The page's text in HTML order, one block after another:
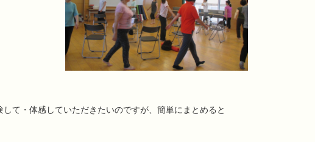
て・体感していただきたいのですが、簡単にまとめると